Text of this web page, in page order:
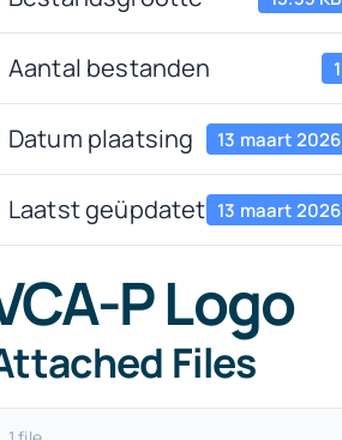
Aantal bestanden 1
Datum plaatsing 13 maart 2026
Laatst geüpdatet 13 maart 2026
P Logo
Files